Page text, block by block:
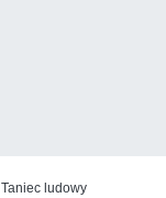
Taniec ludowy